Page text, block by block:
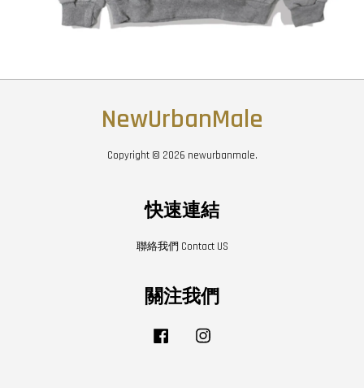
NewUrbanMale
Copyright © 2026 newurbanmale.
快速連結
聯絡我們 Contact US
關注我們
Facebook